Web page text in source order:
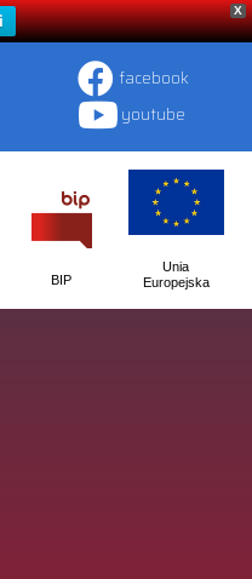
X
facebook
youtube
BIP
Unia
Europejska